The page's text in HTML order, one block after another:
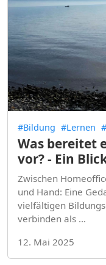
#Bildung #Lernen
Was bereitet
vor? - Ein
Zwischen
und Hand: Eine
vielfältigen
verbinden als …
12. Mai 2025